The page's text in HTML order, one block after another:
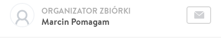
Marcin Pomagam
ORGANIZATOR ZBIÓRKI